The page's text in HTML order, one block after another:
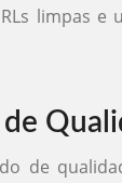
limpas e
de